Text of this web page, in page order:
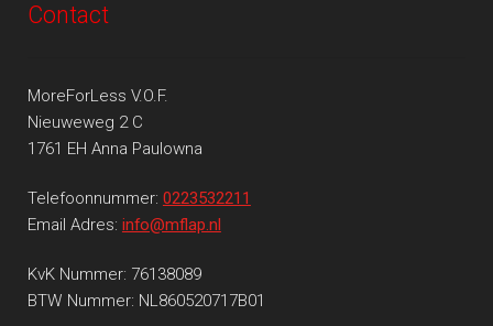
Contact
MoreForLess V.O.F.
Nieuweweg 2 C
1761 EH Anna Paulowna
Telefoonnummer: 0223532211
Email Adres: info@mflap.nl
KvK Nummer: 76138089
BTW Nummer: NL860520717B01